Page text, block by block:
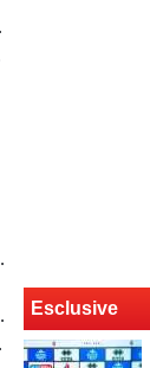
Esclusive